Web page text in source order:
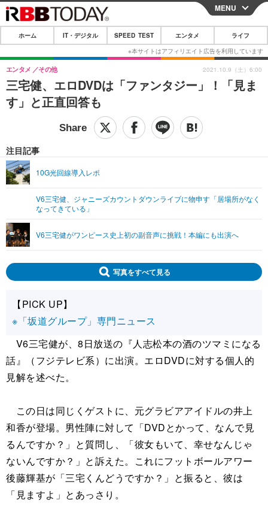
CLOSE
ホーム
IT・デジタル
IT・デジタルTOP スマートフォン
その他
SPEED TEST
映画・ドラマ
グラビア
ショッピング その他
ライフTOP
その他
リリース一覧
MENU
ホーム IT・デジタル SPEED TEST エンタメ ライフ
三宅健、エロDVDは「ファンタジー」！「見ま
す」と正直回答も
エンタメ その他
注目記事
10G光回線導入レポ
V6三宅健、ジャニーズカウントダウンライブに物申す「居場所がなく
なってきている」
V6三宅健がワンピース史上初の副音声に挑戦！本編にも出演へ
2021.10.9（土）6:00
写真をすべて見る
【PICK UP】
※「坂道グループ」専門ニュース
V6三宅健が、8日放送の『人志松本の酒のツマミになる
話』（フジテレビ系）に出演。エロDVDに対する個人的
見解を述べた。
この日は同じくゲストに、元グラビアアイドルの井上
和香が登場。男性陣に対して「DVDとかって、なんで見
るんですか？」と質問し、「彼女もいて、幸せなんじゃ
ないんですか？」と訴えた。これにフットボールアワー
後藤輝基が「三宅くんどうですか？」と振ると、彼は
「見ますよ」とあっさり。